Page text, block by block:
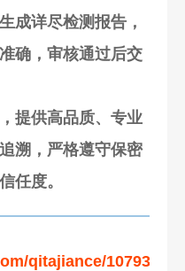
成详尽检测报告，
确，审核通过后交
提供高品质、专业
溯，严格遵守保密
任度。
qitajiance/